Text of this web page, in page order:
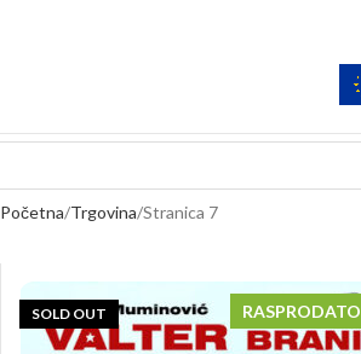
Početna Trgovina Stranica 7
SOLD OUT RASPRODATO